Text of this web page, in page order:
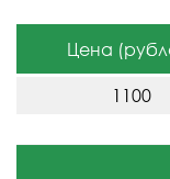
Цена
1100